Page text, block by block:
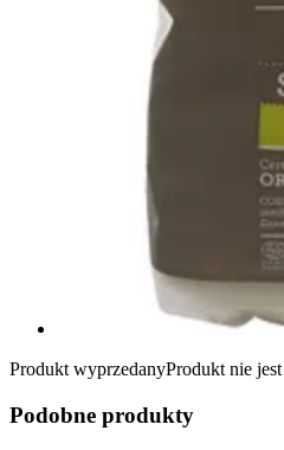
Produkt wyprzedanyProdukt nie
Podobne produkty